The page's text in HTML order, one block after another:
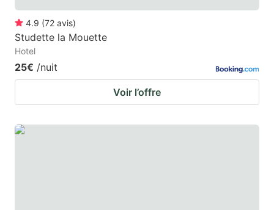
4.9 (72 avis)
Studette la Mouette
Hotel
25€ /nuit
Voir l’offre